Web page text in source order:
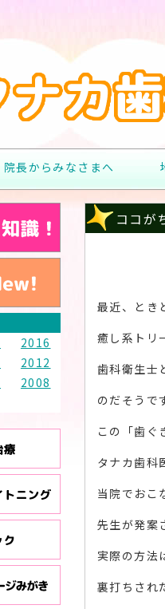
院長からみなさまへ
ココが
最近、とき
癒し系トリ
歯科衛生士
のだそうで
この「歯ぐ
タナカ歯科
当院でおこ
先生が発案
実際の方法
裏打ちされ
2016
2012
2008